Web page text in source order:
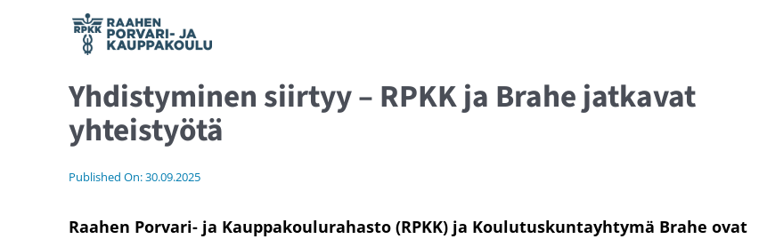
Hae opiskelemaan
Ajankohtaista
Yhdistyminen siirtyy – RPKK ja Brahe jatkavat
yhteistyötä
Published On: 30.09.2025
Raahen Porvari- ja Kauppakoulurahasto (RPKK) ja Koulutuskuntayhtymä Brahe ovat